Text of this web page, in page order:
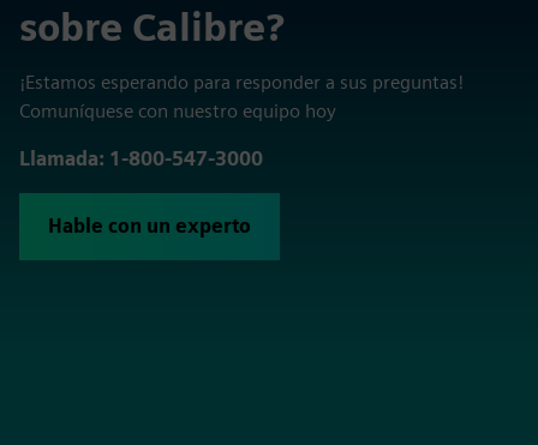
sobre Calibre?
¡Estamos esperando para responder a sus preguntas!
Comuníquese con nuestro equipo hoy
Llamada: 1-800-547-3000
Hable con un experto